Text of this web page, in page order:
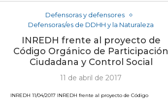
Defensoras y defensores
Defensoras/es de DDHH y la Naturaleza
INREDH frente al proyecto de
Código Orgánico de Participación
Ciudadana y Control Social
11 de abril de 2017
INREDH 11/04/2017 INREDH frente al proyecto de Código